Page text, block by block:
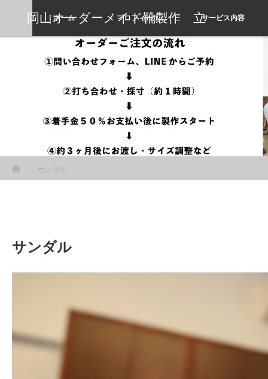
岡山オーダーメイド靴製作 立
岡靴工房
ホーム プロフィール サービス内容
サンダル
サンダル